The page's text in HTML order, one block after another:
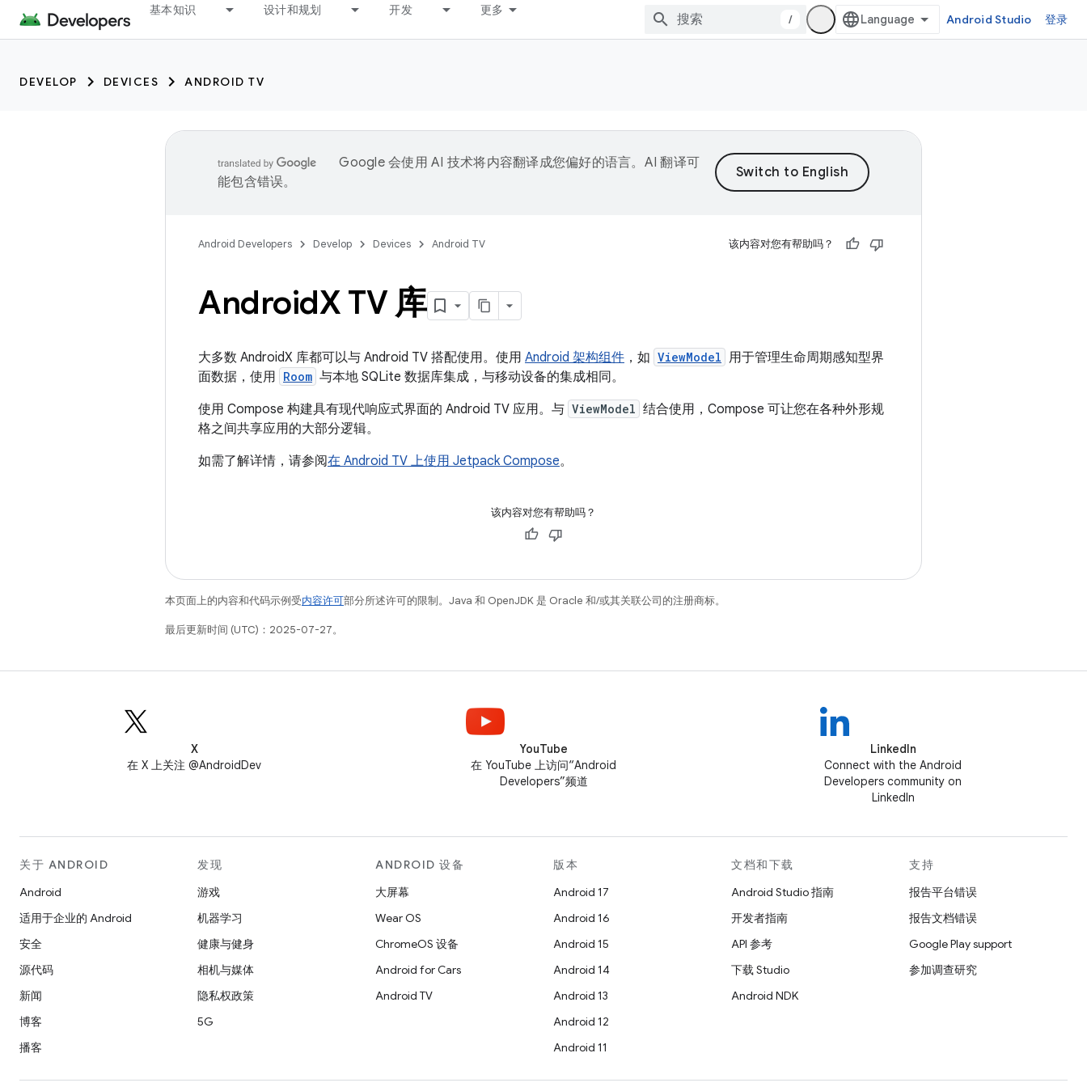
基本知识 设计和规划 开发 更多
/ Android Studio 登录
DEVELOP DEVICES ANDROID TV
Google 会使用 AI 技术将内容翻译成您偏好的语言。AI 翻译可
能包含错误。
Android Developers Develop Devices Android TV 该内容对您有帮助吗？
AndroidX TV 库
大多数 AndroidX 库都可以与 Android TV 搭配使用。使用 Android 架构组件 ，如 ViewModel 用于管理生命周期感知型界
面数据，使用 Room 与本地 SQLite 数据库集成，与移动设备的集成相同。
使用 Compose 构建具有现代响应式界面的 Android TV 应用。与 ViewModel 结合使用，Compose 可让您在各种外形规
格之间共享应用的大部分逻辑。
如需了解详情，请参阅在 Android TV 上使用 Jetpack Compose。
该内容对您有帮助吗？
本页面上的内容和代码示例受内容许可部分所述许可的限制。Java 和 OpenJDK 是 Oracle 和/或其关联公司的注册商标。
最后更新时间 (UTC)：2025-07-27。
X
在 X 上关注 @AndroidDev
YouTube
在 YouTube 上访问“Android
Developers”频道
LinkedIn
Connect with the Android
Developers community on
LinkedIn
关于 ANDROID
Android
适用于企业的 Android
安全
源代码
新闻
博客
播客
发现
游戏
机器学习
健康与健身
相机与媒体
隐私权政策
5G
ANDROID 设备
大屏幕
Wear OS
ChromeOS 设备
Android for Cars
Android TV
版本
Android 17
Android 16
Android 15
Android 14
Android 13
Android 12
Android 11
文档和下载
Android Studio 指南
开发者指南
API 参考
下载 Studio
Android NDK
支持
报告平台错误
报告文档错误
Google Play support
参加调查研究